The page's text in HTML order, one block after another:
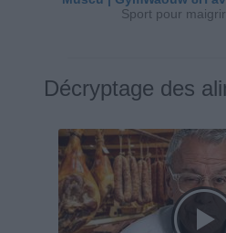
Sport pour
Décryptage des